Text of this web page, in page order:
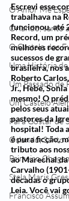
O Amor Me
Orlando, santo
O Castelo dos
Uma História
Um Passado de
Um Castelo
Para Gostar de
Orlando, Santo
Primeiro
Stela Maris
Francisco
Escrevi esse
trabalhava na
funcionou, até
Record, um
melhores
sucessos de
brasileira, nos
Roberto
Jr., Hebe,
mesmo! O
pelos seus
pastores da
hospital! Toda
é pura ficção,
tributo aos
ao Marechal
Carvalho
décadas o
Leia. Você vai